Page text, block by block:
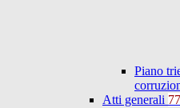
Piano
Atti generali 77